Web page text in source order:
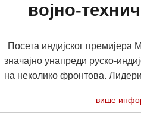
војно-
Посета индијског
значајно унапреди руско-
на неколико фронтова.
више